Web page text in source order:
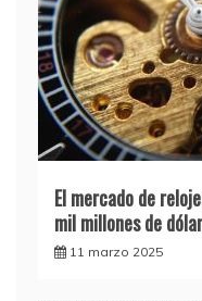
El mercado de
mil millones de
11 marzo 2025